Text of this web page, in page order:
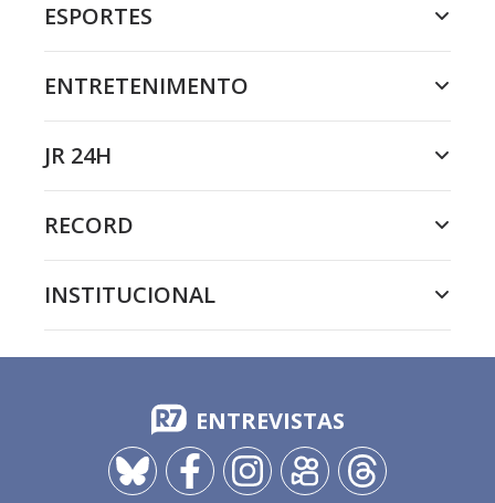
ESPORTES
ENTRETENIMENTO
JR 24H
RECORD
INSTITUCIONAL
ENTREVISTAS